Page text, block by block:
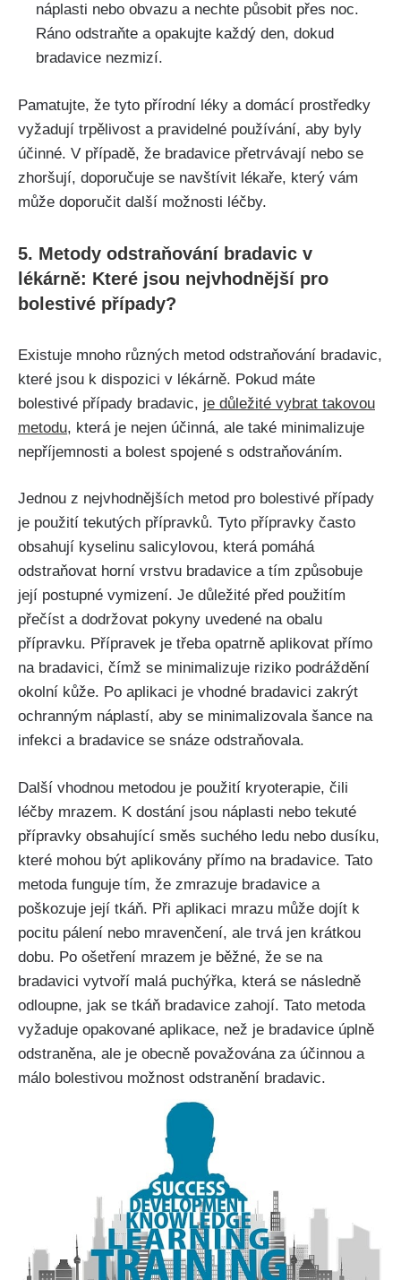
náplasti nebo obvazu a nechte působit přes‍ noc.
Ráno odstraňte a opakujte ⁢každý⁤ den, dokud
bradavice nezmizí.
Pamatujte, že tyto přírodní léky a domácí prostředky
vyžadují trpělivost a pravidelné používání, aby byly
účinné. ⁤V případě, že bradavice přetrvávají nebo se
zhoršují,⁣ doporučuje se navštívit‌ lékaře, ‌který vám
⁣může doporučit ⁣další možnosti léčby.
5. Metody odstraňování bradavic‌ v
lékárně: Které jsou nejvhodnější‍ pro
bolestivé případy?
Existuje mnoho různých⁢ metod odstraňování bradavic,
‍které jsou k dispozici v lékárně. Pokud máte
bolestivé případy bradavic, je důležité vybrat takovou
metodu, která je nejen účinná, ale také minimalizuje
nepříjemnosti a bolest ‌spojené s odstraňováním.
Jednou z nejvhodnějších metod pro ‌bolestivé případy
je použití ‌tekutých přípravků. Tyto přípravky často
obsahují kyselinu salicylovou, která pomáhá
odstraňovat horní vrstvu bradavice a tím způsobuje
její​ postupné vymizení. Je důležité před použitím
přečíst a dodržovat pokyny uvedené na obalu
přípravku. Přípravek je​ třeba opatrně aplikovat přímo
na ⁢bradavici, čímž ⁤se​ minimalizuje riziko podráždění
okolní‌ kůže. ⁢Po‍ aplikaci ​je vhodné​ bradavici zakrýt
ochranným náplastí, ⁢aby se minimalizovala šance na
infekci a‍ bradavice se snáze⁤ odstraňovala.
Další vhodnou metodou je použití ​kryoterapie, čili
léčby mrazem. K ‍dostání jsou‌ náplasti nebo⁤ tekuté
‌přípravky obsahující směs suchého ledu nebo dusíku,
které mohou být aplikovány přímo na bradavice. Tato
metoda funguje⁤ tím, že zmrazuje bradavice‍ a
poškozuje její tkáň. Při aplikaci mrazu může dojít k
⁢pocitu pálení nebo mravenčení, ale⁣ trvá jen krátkou
dobu. Po⁢ ošetření mrazem je běžné, že se na
bradavici⁢ vytvoří malá ⁤puchýřka, která se následně
odloupne, jak se tkáň bradavice zahojí.‌ Tato‍ metoda
vyžaduje⁤ opakované aplikace, než je ⁤bradavice úplně
odstraněna, ale je obecně považována ​za účinnou a
málo bolestivou možnost odstranění bradavic.